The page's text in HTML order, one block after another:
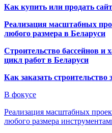
Как купить или продать
Реализация масштабных
любого размера в Беларуси
Строительство бассейнов
цикл работ в Беларуси
Как заказать строительство
В фокусе
Реализация масштабных
любого размера